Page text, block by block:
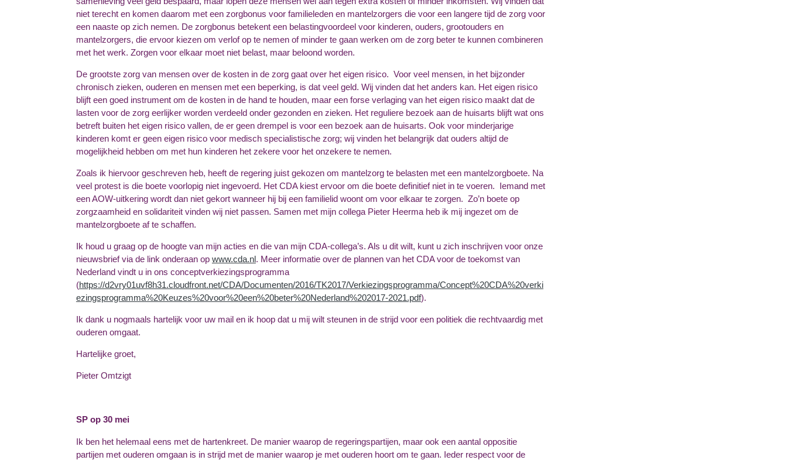
niet terecht en komen daarom met een zorgbonus voor familieleden en mantelzorgers die voor een langere tijd de zorg voor
een naaste op zich nemen. De zorgbonus betekent een belastingvoordeel voor kinderen, ouders, grootouders en
mantelzorgers, die ervoor kiezen om verlof op te nemen of minder te gaan werken om de zorg beter te kunnen combineren
met het werk. Zorgen voor elkaar moet niet belast, maar beloond worden.
De grootste zorg van mensen over de kosten in de zorg gaat over het eigen risico. Voor veel mensen, in het bijzonder
chronisch zieken, ouderen en mensen met een beperking, is dat veel geld. Wij vinden dat het anders kan. Het eigen risico
blijft een goed instrument om de kosten in de hand te houden, maar een forse verlaging van het eigen risico maakt dat de
lasten voor de zorg eerlijker worden verdeeld onder gezonden en zieken. Het reguliere bezoek aan de huisarts blijft wat ons
betreft buiten het eigen risico vallen, de er geen drempel is voor een bezoek aan de huisarts. Ook voor minderjarige
kinderen komt er geen eigen risico voor medisch specialistische zorg; wij vinden het belangrijk dat ouders altijd de
mogelijkheid hebben om met hun kinderen het zekere voor het onzekere te nemen.
Zoals ik hiervoor geschreven heb, heeft de regering juist gekozen om mantelzorg te belasten met een mantelzorgboete. Na
veel protest is die boete voorlopig niet ingevoerd. Het CDA kiest ervoor om die boete definitief niet in te voeren. Iemand met
een AOW-uitkering wordt dan niet gekort wanneer hij bij een familielid woont om voor elkaar te zorgen. Zo’n boete op
zorgzaamheid en solidariteit vinden wij niet passen. Samen met mijn collega Pieter Heerma heb ik mij ingezet om de
mantelzorgboete af te schaffen.
Ik houd u graag op de hoogte van mijn acties en die van mijn CDA-collega’s. Als u dit wilt, kunt u zich inschrijven voor onze
nieuwsbrief via de link onderaan op www.cda.nl. Meer informatie over de plannen van het CDA voor de toekomst van
Nederland vindt u in ons conceptverkiezingsprogramma
(https://d2vry01uvf8h31.cloudfront.net/CDA/Documenten/2016/TK2017/Verkiezingsprogramma/Concept%20CDA%20verki
ezingsprogramma%20Keuzes%20voor%20een%20beter%20Nederland%202017-2021.pdf).
Ik dank u nogmaals hartelijk voor uw mail en ik hoop dat u mij wilt steunen in de strijd voor een politiek die rechtvaardig met
ouderen omgaat.
Hartelijke groet,
Pieter Omtzigt
SP op 30 mei
Ik ben het helemaal eens met de hartenkreet. De manier waarop de regeringspartijen, maar ook een aantal oppositie
partijen met ouderen omgaan is in strijd met de manier waarop je met ouderen hoort om te gaan. Ieder respect voor de